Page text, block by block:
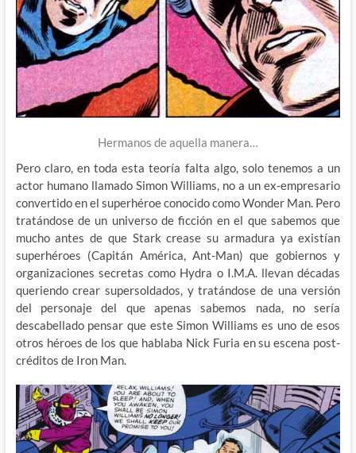
Hermanos de aquella manera…
Pero claro, en toda esta teoría falta algo, solo tenemos a un
actor humano llamado Simon Williams, no a un ex-empresario
convertido en el superhéroe conocido como Wonder Man. Pero
tratándose de un universo de ficción en el que sabemos que
mucho antes de que Stark crease su armadura ya existían
superhéroes (Capitán América, Ant-Man) que gobiernos y
organizaciones secretas como Hydra o I.M.A. llevan décadas
queriendo crear supersoldados, y tratándose de una versión
del personaje del que apenas sabemos nada, no sería
descabellado pensar que este Simon Williams es uno de esos
otros héroes de los que hablaba Nick Furia en su escena post-
créditos de Iron Man.